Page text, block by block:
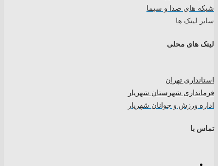
شبکه های صدا و سیما
سایر لینک ها
لینک های محلی
استانداری تهران
فرمانداری شهرستان شهریار
اداره ورزش و جوانان شهریار
تماس با